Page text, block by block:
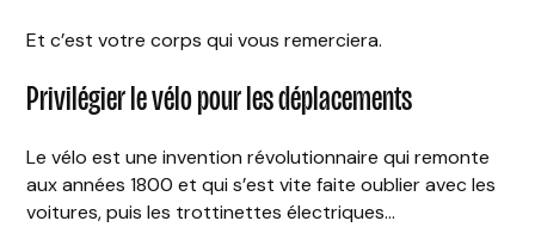
Et c’est votre corps qui vous remerciera.
Privilégier le vélo pour les déplacements
Le vélo est une invention révolutionnaire qui remonte
aux années 1800 et qui s’est vite faite oublier avec les
voitures, puis les trottinettes électriques…